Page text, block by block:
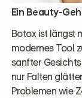
Ein Beauty-
Botox ist längst
modernes Tool
sanfter
nur Falten
Problemen wie